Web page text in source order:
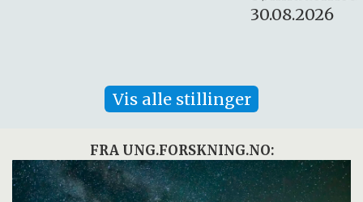
Vis alle stillinger
FRA UNG.FORSKNING.NO: